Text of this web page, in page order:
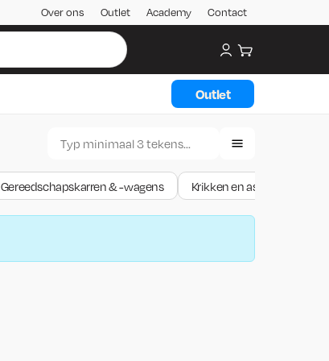
Over ons Outlet Academy Contact
My account
Winkelwagen
Outlet
Gereedschapskarren & -wagens Krikken en assteunen